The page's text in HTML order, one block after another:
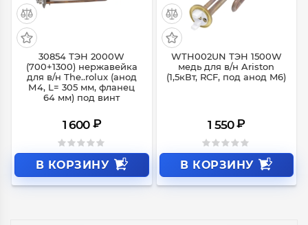
30854 ТЭН 2000W
(700+1300) нержавейка
для в/н The..rolux (анод
М4, L= 305 мм, фланец
64 мм) под винт
1 600 ₽
В КОРЗИНУ
WTH002UN ТЭН 1500W
медь для в/н Ariston
(1,5кВт, RCF, под анод M6)
1 550 ₽
В КОРЗИНУ